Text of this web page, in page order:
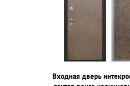
Входная дверь